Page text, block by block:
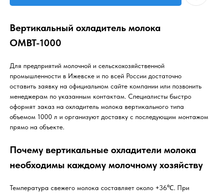
Вертикальный охладитель молока
ОМВТ-1000
Для предприятий молочной и сельскохозяйственной
промышленности в Ижевске и по всей России достаточно
оставить заявку на официальном сайте компании или позвонить
менеджерам по указанным контактам. Специалисты быстро
оформят заказ на охладитель молока вертикального типа
объемом 1000 л и организуют доставку с последующим монтажом
прямо на объекте.
Почему вертикальные охладители молока
необходимы каждому молочному хозяйству
Температура свежего молока составляет около +36℃. При